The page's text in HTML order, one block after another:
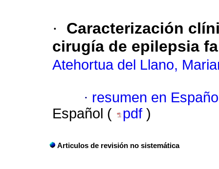
·
Caracterización
cirugía de epilepsia
Atehortua del Llano,
· resumen en
Español (
pdf )
Articulos de revisión no sistemática